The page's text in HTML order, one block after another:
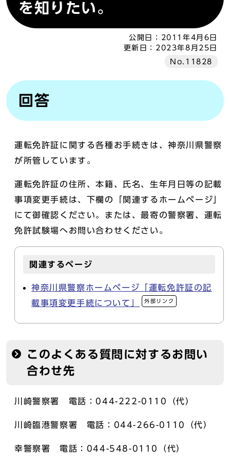
を知りたい。
公開日：
2011年4月6日
更新日： 2023年8月25日
No.11828
回答
運転免許証に関する各種お手続きは、神奈川県警察
が所管しています。
運転免許証の住所、本籍、氏名、生年月日等の記載
事項変更手続は、下欄の「関連するホームページ」
にて御確認ください。または、最寄の警察署、運転
免許試験場へお問い合わせください。
関連するページ
神奈川県警察ホームページ「運転免許証の記
載事項変更手続について」
外部リンク
このよくある質問に対するお問い
合わせ先
川崎警察署 電話：044-222-0110（代）
川崎臨港警察署 電話：044-266-0110（代）
幸警察署 電話：044-548-0110（代）